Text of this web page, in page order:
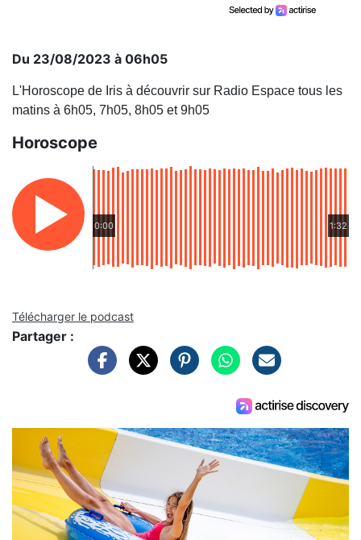
Du 23/08/2023 à 06h05
L'Horoscope de Iris à découvrir sur Radio Espace tous les
matins à 6h05, 7h05, 8h05 et 9h05
Horoscope
0:00 1:32
Télécharger le podcast
Partager :